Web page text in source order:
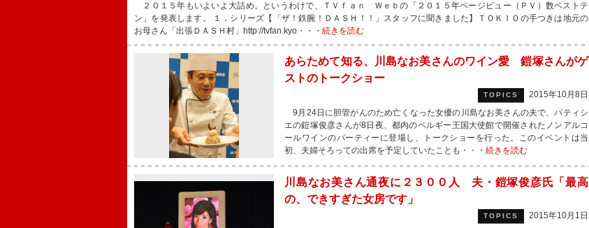
２０１５年もいよいよ大詰め。というわけで、ＴＶｆａｎ Ｗｅｂの「２０１５年ページビュー（ＰＶ）数ベストテ
ン」を発表します。 １．シリーズ【「ザ！鉄腕！ＤＡＳＨ！！」スタッフに聞きました】ＴＯＫＩＯの手つきは地元の
お母さん「出張ＤＡＳＨ村」http://tvfan.kyo・・・ 続きを読む
あらためて知る、川島なお美さんのワイン愛 鎧塚さんがゲ
ストのトークショー
TOPICS
2015年10月8日
9月24日に胆管がんのため亡くなった女優の川島なお美さんの夫で、パティシ
エの鎧塚俊彦さんが8日夜、都内のベルギー王国大使館で開催されたノンアルコ
ールワインのパーティーに登場し、トークショーを行った。このイベントは当
初、夫婦そろっての出席を予定していたことも・・・ 続きを読む
川島なお美さん通夜に２３００人 夫・鎧塚俊彦氏「最高
の、できすぎた女房です」
TOPICS
2015年10月1日